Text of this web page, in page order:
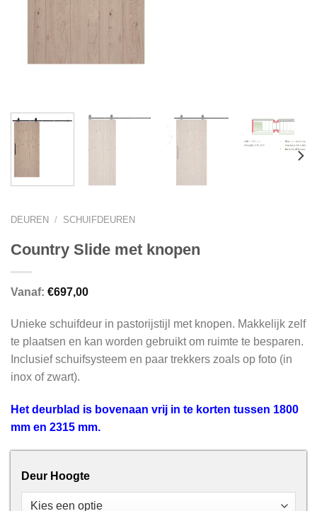
DEUREN / SCHUIFDEUREN
Country Slide met knopen
Vanaf: €697,00
Unieke schuifdeur in pastorijstijl met knopen. Makkelijk zelf
te plaatsen en kan worden gebruikt om ruimte te besparen.
Inclusief schuifsysteem en paar trekkers zoals op foto (in
inox of zwart).
Het deurblad is bovenaan vrij in te korten tussen 1800
mm en 2315 mm.
Deur Hoogte